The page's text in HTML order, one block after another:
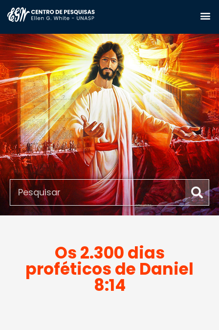
Os 2.300 dias
proféticos de Daniel
8:14